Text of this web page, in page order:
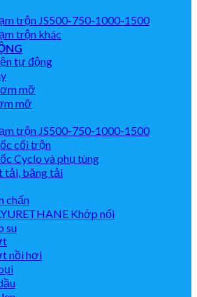
trộn JS500-750-1000-1500
trộn khác
tự động
mỡ
mỡ
trộn JS500-750-1000-1500
cối trộn
Cyclo và phụ tùng
tải, băng tải
chấn
Khớp nối
su
nồi hơi